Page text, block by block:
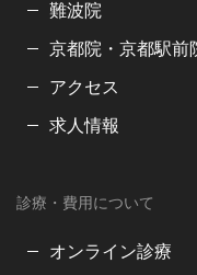
難波院
京都院・京都駅前
アクセス
求人情報
診療・費用について
オンライン診療